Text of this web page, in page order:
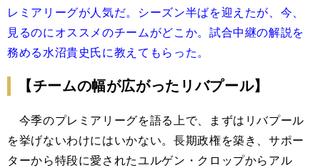
レミアリーグが人気だ。シーズン半ばを迎えたが、今、
見るのにオススメのチームがどこか。試合中継の解説を
務める水沼貴史氏に教えてもらった。
【チームの幅が広がったリバプール】
今季のプレミアリーグを語る上で、まずはリバプール
を挙げないわけにはいかない。長期政権を築き、サポー
ターから特段に愛されたユルゲン・クロップからアル